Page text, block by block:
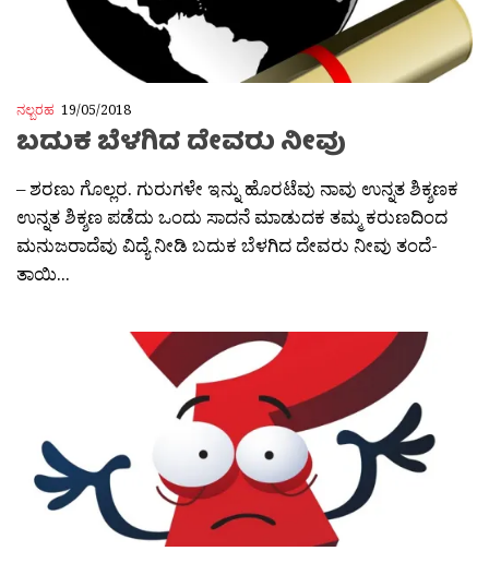
ನಲ್ಬರಹ 19/05/2018
ಬದುಕ ಬೆಳಗಿದ ದೇವರು ನೀವು
– ಶರಣು ಗೊಲ್ಲರ. ಗುರುಗಳೇ ಇನ್ನು ಹೊರಟೆವು ನಾವು ಉನ್ನತ ಶಿಕ್ಶಣಕ
ಉನ್ನತ ಶಿಕ್ಶಣ ಪಡೆದು ಒಂದು ಸಾದನೆ ಮಾಡುದಕ ತಮ್ಮ ಕರುಣದಿಂದ
ಮನುಜರಾದೆವು ವಿದ್ಯೆ ನೀಡಿ ಬದುಕ ಬೆಳಗಿದ ದೇವರು ನೀವು ತಂದೆ-
ತಾಯಿ...